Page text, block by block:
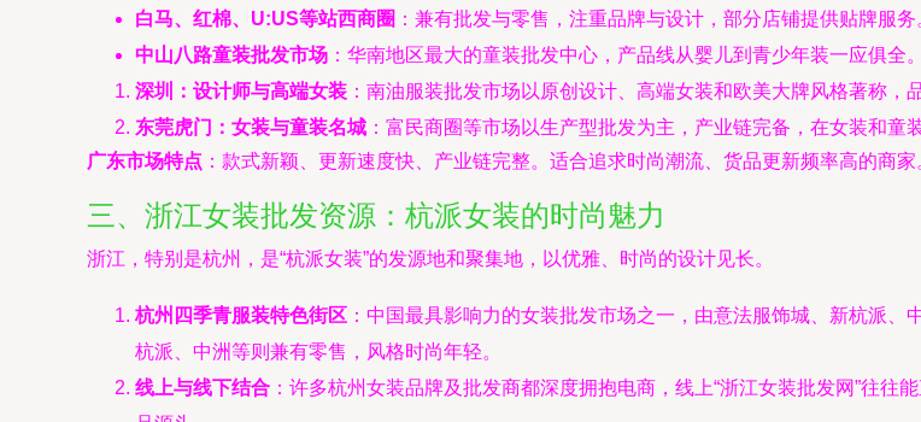
白马、红棉、U:US等站西商圈 ：兼有批发与零售，注重品牌与设计，部分店铺提供贴牌服务
中山八路童装批发市场 ：华南地区最大的童装批发中心，产品线从婴儿到青少年装一应俱全。
深圳：设计师与高端女装 ：南油服装批发市场以原创设计、高端女装和欧美大牌风格著称，
东莞虎门：女装与童装名城 ：富民商圈等市场以生产型批发为主，产业链完备，在女装和童
广东市场特点 ：款式新颖、更新速度快、产业链完整。适合追求时尚潮流、货品更新频率高的商
三、浙江女装批发资源：杭派女装的时尚魅力
浙江，特别是杭州，是“杭派女装”的发源地和聚集地，以优雅、时尚的设计见长。
杭州四季青服装特色街区 ：中国最具影响力的女装批发市场之一，由意法服饰城、新杭派
杭派、中洲等则兼有零售，风格时尚年轻。
线上与线下结合 ：许多杭州女装品牌及批发商都深度拥抱电商，线上“浙江女装批发网”往